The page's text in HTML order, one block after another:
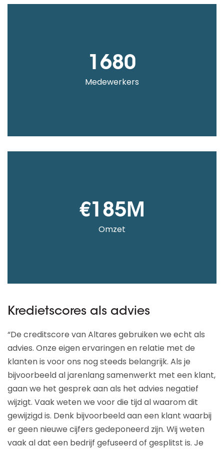
1680
Medewerkers
€185M
Omzet
Kredietscores als advies
“De creditscore van Altares gebruiken we echt als
advies. Onze eigen ervaringen en relatie met de
klanten is voor ons nog steeds belangrijk. Als je
bijvoorbeeld al jarenlang samenwerkt met een klant,
gaan we het gesprek aan als het advies negatief
wijzigt. Vaak weten we voor die tijd al waarom dit
gewijzigd is. Denk bijvoorbeeld aan een klant waarbij
er geen nieuwe cijfers gedeponeerd zijn. Wij weten
vaak al dat een bedrijf gefuseerd of gesplitst is. Je